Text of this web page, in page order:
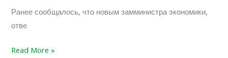
Ранее сообщалось, что новым замминистра экономики,
отве
Крымск
Read More »